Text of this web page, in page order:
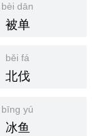
bèi dān
被单
běi fá
北伐
bīng yú
冰鱼